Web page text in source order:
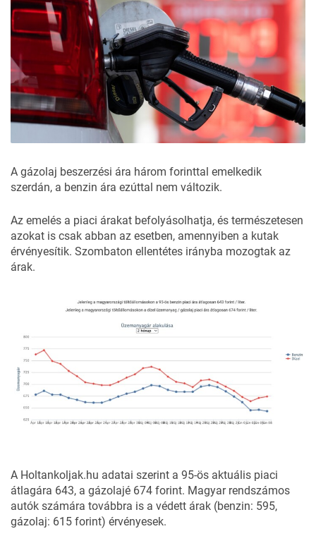
A gázolaj beszerzési ára három forinttal emelkedik
szerdán, a benzin ára ezúttal nem változik.
Az emelés a piaci árakat befolyásolhatja, és természetesen
azokat is csak abban az esetben, amennyiben a kutak
érvényesítik. Szombaton ellentétes irányba mozogtak az
árak.
A Holtankoljak.hu adatai szerint a 95-ös aktuális piaci
átlagára 643, a gázolajé 674 forint. Magyar rendszámos
autók számára továbbra is a védett árak (benzin: 595,
gázolaj: 615 forint) érvényesek.